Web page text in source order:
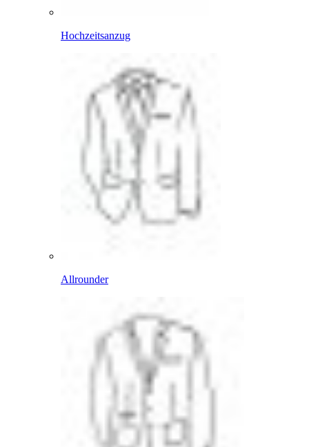
Hochzeitsanzug
Allrounder